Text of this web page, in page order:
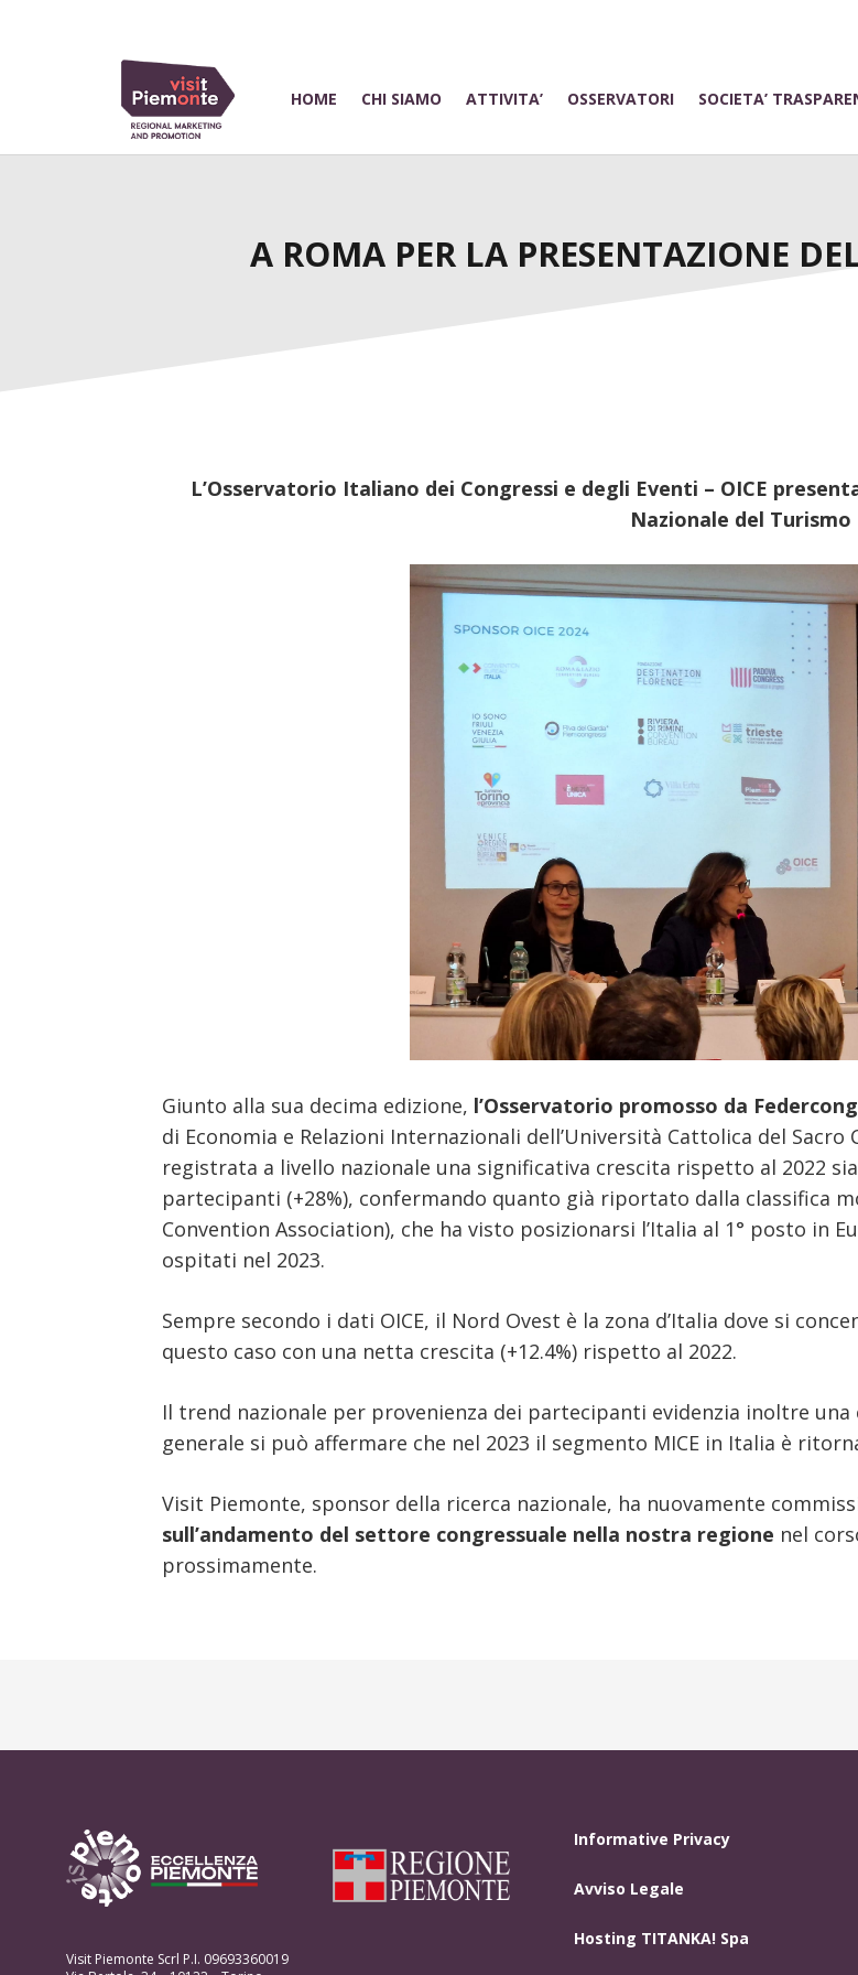
HOME CHI SIAMO ATTIVITA’ OSSERVATORI SOCIETA’
A ROMA PER LA PRESENTAZIONE
L’Osservatorio Italiano dei Congressi e degli Eventi – OICE
Nazionale del Turismo
Giunto alla sua decima edizione, l’Osservatorio promosso da
di Economia e Relazioni Internazionali dell’Università Cattolica del
registrata a livello nazionale una significativa crescita rispetto al 2022
partecipanti (+28%), confermando quanto già riportato dalla classifica
Convention Association), che ha visto posizionarsi l’Italia al 1° posto in
ospitati nel 2023.
Sempre secondo i dati OICE, il Nord Ovest è la zona d’Italia dove si
questo caso con una netta crescita (+12.4%) rispetto al 2022.
Il trend nazionale per provenienza dei partecipanti evidenzia inoltre
generale si può affermare che nel 2023 il segmento MICE in Italia è
Visit Piemonte, sponsor della ricerca nazionale, ha nuovamente
sull’andamento del settore congressuale nella nostra regione nel
prossimamente.
Visit Piemonte Scrl P.I. 09693360019
Informative Privacy
Avviso Legale
Hosting TITANKA! Spa